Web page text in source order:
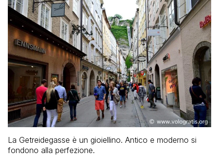
La Getreidegasse è un gioiellino. Antico e moderno si
fondono alla perfezione.